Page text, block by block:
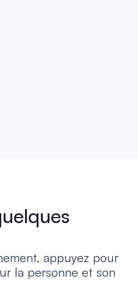
appuyez pour
la personne et son